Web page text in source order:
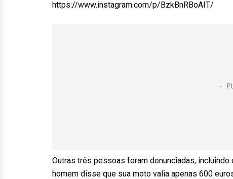
https://www.instagram.com/p/BzkBnRBoAIT/
Outras três pessoas foram denunciadas, incluindo
homem disse que sua moto valia apenas 600